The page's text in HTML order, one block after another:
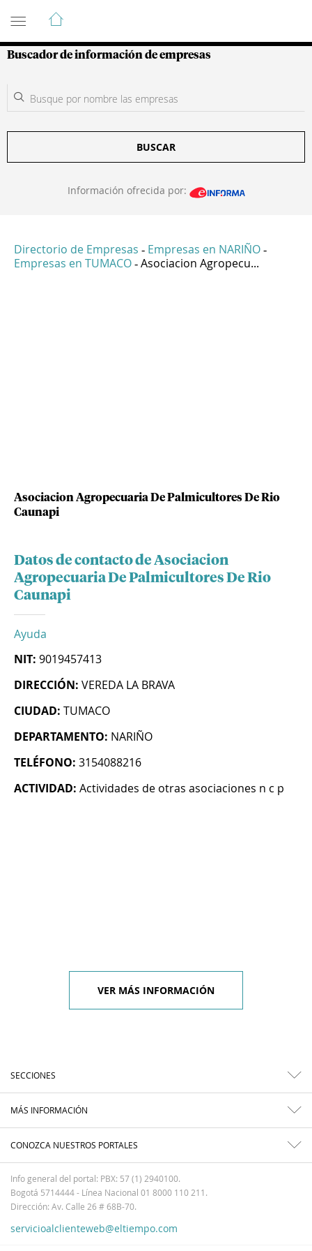
Guía de Empresas Colombianas
Buscador de información de empresas
BUSCAR
Información ofrecida por:
Directorio de Empresas - Empresas en NARIÑO -
Empresas en TUMACO - Asociacion Agropecu...
Asociacion Agropecuaria De Palmicultores De Rio
Caunapi
Datos de contacto de Asociacion
Agropecuaria De Palmicultores De Rio
Caunapi
Ayuda
NIT: 9019457413
DIRECCIÓN: VEREDA LA BRAVA
CIUDAD: TUMACO
DEPARTAMENTO: NARIÑO
TELÉFONO: 3154088216
ACTIVIDAD: Actividades de otras asociaciones n c p
VER MÁS INFORMACIÓN
SECCIONES
MÁS INFORMACIÓN
CONOZCA NUESTROS PORTALES
Info general del portal: PBX: 57 (1) 2940100.
Bogotá 5714444 - Línea Nacional 01 8000 110 211.
Dirección: Av. Calle 26 # 68B-70.
servicioalclienteweb@eltiempo.com